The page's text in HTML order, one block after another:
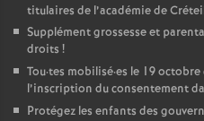
titulaires de l’académie de
Supplément grossesse et
droits !
Tou·tes mobilisé·es le 19
l’inscription du consentement
Protégez les enfants des